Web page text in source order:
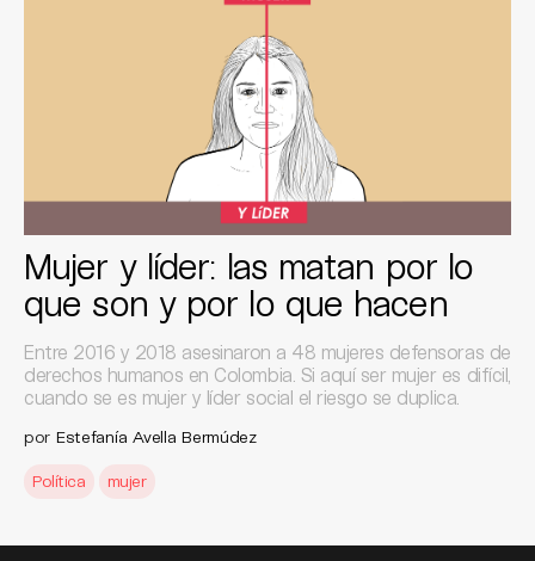
Mujer y líder: las matan por lo
que son y por lo que hacen
Entre 2016 y 2018 asesinaron a 48 mujeres defensoras de
derechos humanos en Colombia. Si aquí ser mujer es difícil,
cuando se es mujer y líder social el riesgo se duplica.
por Estefanía Avella Bermúdez
Política mujer